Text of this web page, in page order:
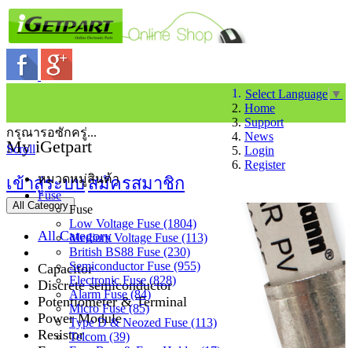
Select Language ▼
Home
Support
News
Login
Register
My iGetpart
เข้าสู่ระบบสมัครสมาชิก
All Category
All Category
Capacitor
Discrete semiconductor
Potentiometer & Terminal
Power Module
Resistor
กรุณารอซักครู่...
Scroll
หมวดหมู่สินค้า
Fuse
Fuse
Low Voltage Fuse (1804)
Medium Voltage Fuse (113)
British BS88 Fuse (230)
Semiconductor Fuse (955)
Electronic Fuse (828)
Alarm Fuse (84)
Micro Fuse (85)
Type D & Neozed Fuse (113)
Telcom (39)